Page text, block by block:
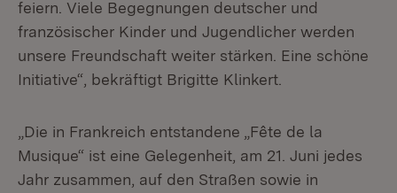
feiern. Viele Begegnungen deutscher und
französischer Kinder und Jugendlicher werden
unsere Freundschaft weiter stärken. Eine schöne
Initiative“, bekräftigt Brigitte Klinkert.
„Die in Frankreich entstandene „Fête de la
Musique“ ist eine Gelegenheit, am 21. Juni jedes
Jahr zusammen, auf den Straßen sowie in